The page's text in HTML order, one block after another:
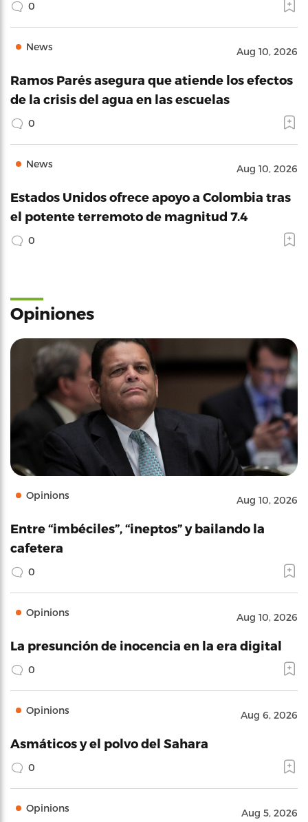
0
News Aug 10, 2026
Ramos Parés asegura que atiende los efectos
de la crisis del agua en las escuelas
0
News Aug 10, 2026
Estados Unidos ofrece apoyo a Colombia tras
el potente terremoto de magnitud 7.4
0
Opiniones
Opinions Aug 10, 2026
Entre “imbéciles”, “ineptos” y bailando la
cafetera
0
Opinions Aug 10, 2026
La presunción de inocencia en la era digital
0
Opinions Aug 6, 2026
Asmáticos y el polvo del Sahara
0
Opinions Aug 5, 2026